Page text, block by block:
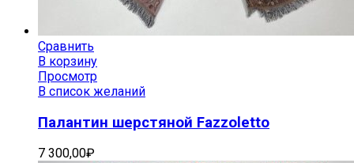
Сравнить
В корзину
Просмотр
В список желаний
Палантин шерстяной Fazzoletto
7 300,00₽